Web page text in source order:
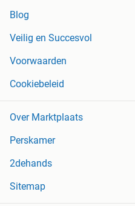
Blog
Veilig en Succesvol
Voorwaarden
Cookiebeleid
Over Marktplaats
Perskamer
2dehands
Sitemap